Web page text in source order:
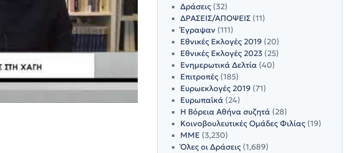
Δράσεις(32)
ΔΡΑΣΕΙΣ/ΑΠΟΨΕΙΣ(11)
Έγραψαν (111)
Εθνικές Εκλογές 2019 (20)
Εθνικές Εκλογές 2023(25)
Ενημερωτικά Δελτία(40)
Επιτροπές(185)
Ευρωεκλογές 2019 (71)
Ευρωπαϊκά(24)
Η Βόρεια Αθήνα συζητά(28)
Κοινοβουλευτικές Ομάδες Φιλίας(19)
ΜΜΕ (3,230)
Όλες οι Δράσεις(1,689)